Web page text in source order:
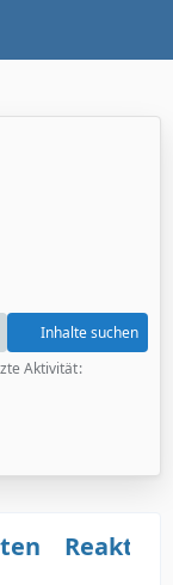
Inhalte suchen
Aktivität